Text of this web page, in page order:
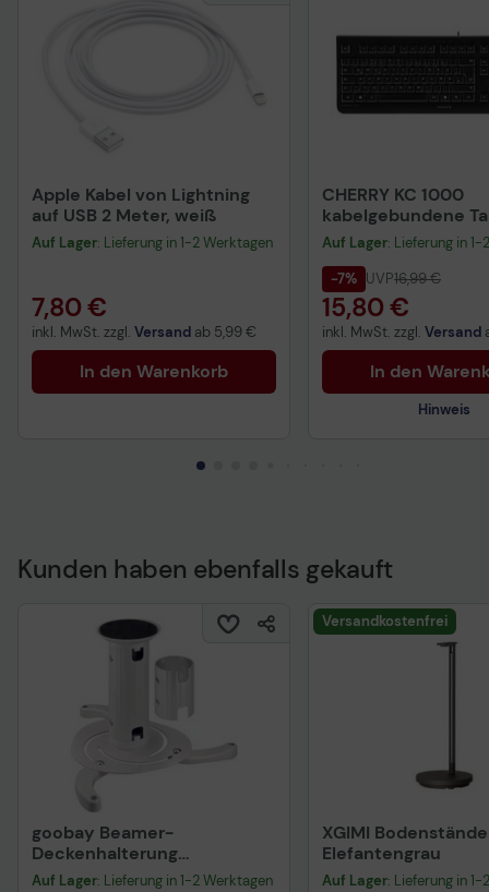
Apple Kabel von Lightning
auf USB 2 Meter, weiß
Auf Lager: Lieferung in 1-2 Werktagen
7,80 €
inkl. MwSt. zzgl. Versand ab 5,99 €
In den Warenkorb
CHERRY KC 1000
kabelgebundene
QWERTZ DE -
Auf Lager: Lieferung in
-7% UVP16,99 €
15,80 €
inkl. MwSt. zzgl. Versand
In den
Hinweis
Technisches
Kunden haben ebenfalls gekauft
goobay Beamer-
Deckenhalterung
Beamerflex weiß
Auf Lager: Lieferung in 1-2 Werktagen
Versandkostenfrei
XGIMI
Elefantengrau
Auf Lager: Lieferung in